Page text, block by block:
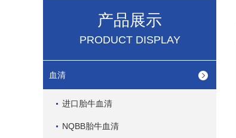
产品展示
PRODUCT DISPLAY
血清
进口胎牛血清
NQBB胎牛血清